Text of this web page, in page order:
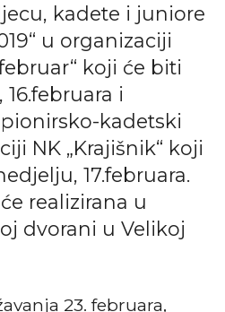
kadete i juniore
u organizaciji
koji će biti
i
kadetski
NK „Krajišnik“ koji
17.februara.
realizirana u
dvorani u Velikoj
23. februara,